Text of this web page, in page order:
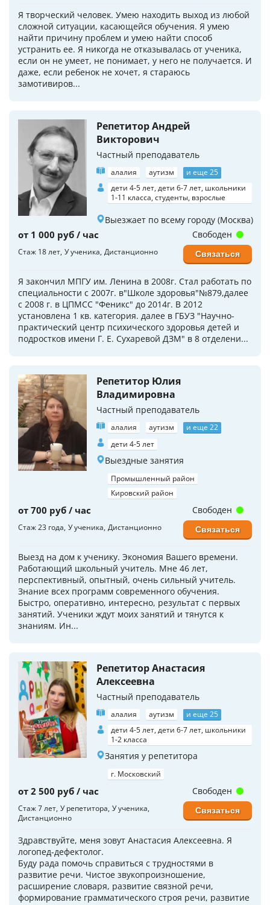
Я творческий человек. Умею находить выход из любой
сложной ситуации, касающейся обучения. Я умею
найти причину проблем и умею найти способ
устранить ее. Я никогда не отказывалась от ученика,
если он не умеет, не понимает, у него не получается. И
даже, если ребенок не хочет, я стараюсь
замотивиров...
Репетитор Андрей
Викторович
Частный преподаватель
алалия аутизм
и еще 25
дети 4-5 лет, дети 6-7 лет, школьники
1-11 класса, студенты, взрослые
Выезжает по всему городу (Москва)
от 1 000 руб / час
Стаж 18 лет У ученика Дистанционно
Я закончил МПГУ им. Ленина в 2008г. Стал работать по
специальности с 2007г. в"Школе здоровья"№879,далее
с 2008 г. в ЦПМСС "Феникс" до 2014г. В 2012
установлена 1 кв. категория. далее в ГБУЗ "Научно-
практический центр психического здоровья детей и
подростков имени Г. Е. Сухаревой ДЗМ" в 8 отделени...
Свободен
Связаться
Репетитор Юлия
Владимировна
Частный преподаватель
алалия аутизм
и еще 22
дети 4-5 лет
Выездные занятия
Промышленный район
Кировский район
от 700 руб / час
Стаж 23 года У ученика Дистанционно
Выезд на дом к ученику. Экономия Вашего времени.
Работающий школьный учитель. Мне 46 лет,
перспективный, опытный, очень сильный учитель.
Знание всех программ современного обучения.
Быстро, оперативно, интересно, результат с первых
занятий. Ученики ждут моих занятий и тянутся к
знаниям. Ин...
Свободен
Связаться
Репетитор Анастасия
Алексеевна
Частный преподаватель
алалия аутизм
и еще 25
дети 4-5 лет, дети 6-7 лет, школьники
1-2 класса
Занятия у репетитора
г. Московский
от 2 500 руб / час
Стаж 7 лет У репетитора У ученика
Дистанционно
Здравствуйте, меня зовут Анастасия Алексеевна. Я
логопед-дефектолог.
Буду рада помочь справиться с трудностями в
развитие речи. Чистое звукопроизношение,
расширение словаря, развитие связной речи,
формирование грамматического строя речи, развитие
Свободен
Связаться